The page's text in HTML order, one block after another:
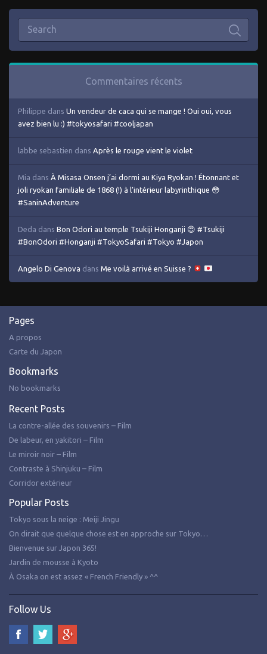
Commentaires récents
Philippe dans Un vendeur de caca qui se mange ! Oui oui, vous
avez bien lu :) #tokyosafari #cooljapan
labbe sebastien dans Après le rouge vient le violet
Mia dans À Misasa Onsen j’ai dormi au Kiya Ryokan ! Étonnant et
joli ryokan familiale de 1868 (!) à l’intérieur labyrinthique 😳
#SaninAdventure
Deda dans Bon Odori au temple Tsukiji Honganji 😍 #Tsukiji
#BonOdori #Honganji #TokyoSafari #Tokyo #Japon
Angelo Di Genova dans Me voilà arrivé en Suisse ?
Pages
A propos
Carte du Japon
Bookmarks
No bookmarks
Recent Posts
La contre-allée des souvenirs – Film
De labeur, en yakitori – Film
Le miroir noir – Film
Contraste à Shinjuku – Film
Corridor extérieur
Popular Posts
Tokyo sous la neige : Meiji Jingu
On dirait que quelque chose est en approche sur Tokyo…
Bienvenue sur Japon 365!
Jardin de mousse à Kyoto
À Osaka on est assez « French Friendly » ^^
Follow Us